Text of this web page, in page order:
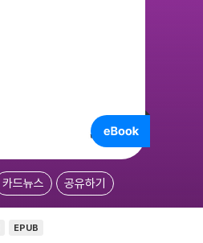
카드뉴스 공유하기
EPUB